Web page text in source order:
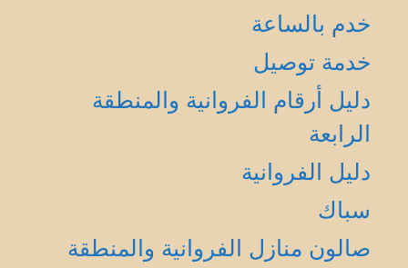
خدم بالساعة
خدمة توصيل
دليل أرقام الفروانية والمنطقة
الرابعة
دليل الفروانية
سباك
صالون منازل الفروانية والمنطقة